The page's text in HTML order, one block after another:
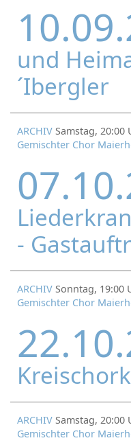
und
´Ibergler
ARCHIV Samstag, 20:00
Gemischter Chor
-
ARCHIV Sonntag, 19:00
Gemischter Chor
ARCHIV Samstag, 20:00
Gemischter Chor